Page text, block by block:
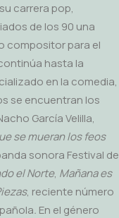
carrera pop,
de los 90 una
compositor para el
hasta la
en la comedia,
se encuentran los
García Velilla,
se mueran los feos
sonora Festival de
el Norte, Mañana es
, reciente número
. En el género